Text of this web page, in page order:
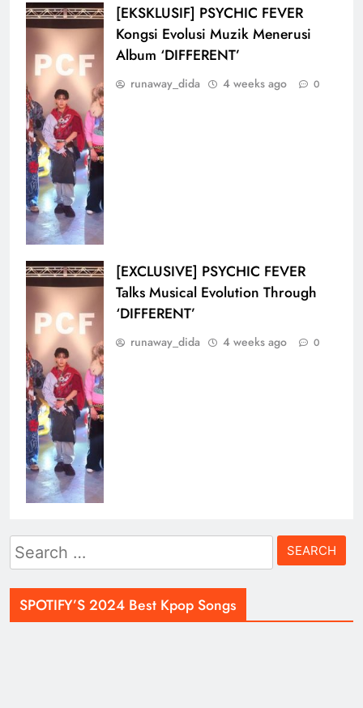
[EKSKLUSIF] PSYCHIC FEVER
Kongsi Evolusi Muzik Menerusi
Album ‘DIFFERENT’
runaway_dida 4 weeks ago 0
[EXCLUSIVE] PSYCHIC FEVER
Talks Musical Evolution Through
‘DIFFERENT’
runaway_dida 4 weeks ago 0
Search
for:
SPOTIFY’S 2024 Best Kpop Songs